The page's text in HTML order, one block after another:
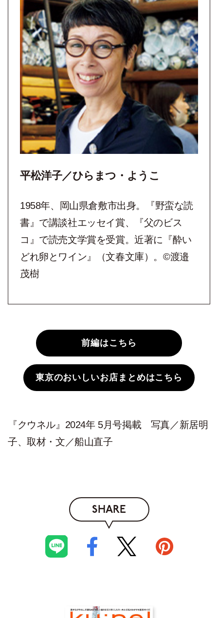
平松洋子／ひらまつ・ようこ
1958年、岡山県倉敷市出身。『野蛮な読
書』で講談社エッセイ賞、『父のビス
コ』で読売文学賞を受賞。近著に『酔い
どれ卵とワイン』（文春文庫）。©渡邉
茂樹
前編はこちら
東京のおいしいお店まとめはこちら
『クウネル』2024年 5月号掲載 写真／新居明
子、取材・文／船山直子
SHARE